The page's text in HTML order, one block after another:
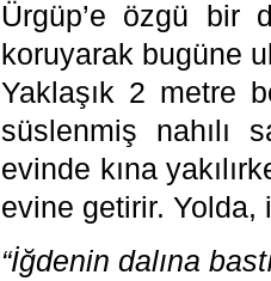
Ürgüp’e özgü bir
koruyarak bugüne
Yaklaşık 2 metre
süslenmiş nahılı
evinde kına
evine getirir. Yolda,
“İğdenin dalına